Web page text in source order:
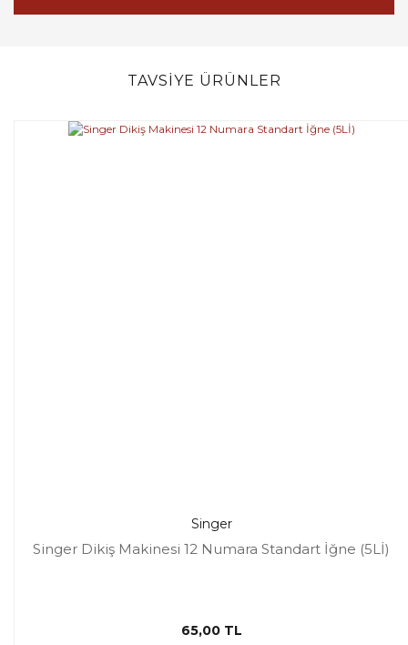
TAVSİYE ÜRÜNLER
Singer
Singer Dikiş Makinesi 12 Numara Standart İğne (5Lİ)
65,00 TL